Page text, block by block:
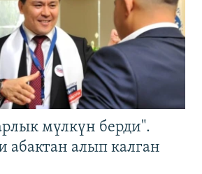
мүлкүн берди".
абактан алып калган